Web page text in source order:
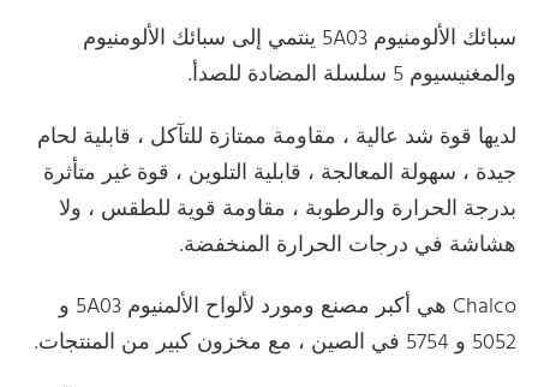
سبائك الألومنيوم 5A03 ينتمي إلى سبائك الألومنيوم
والمغنيسيوم 5 سلسلة المضادة للصدأ.
لديها قوة شد عالية ، مقاومة ممتازة للتآكل ، قابلية لحام
جيدة ، سهولة المعالجة ، قابلية التلوين ، قوة غير متأثرة
بدرجة الحرارة والرطوبة ، مقاومة قوية للطقس ، ولا
هشاشة في درجات الحرارة المنخفضة.
Chalco هي أكبر مصنع ومورد لألواح الألمنيوم 5A03 و
5052 و 5754 في الصين ، مع مخزون كبير من المنتجات.